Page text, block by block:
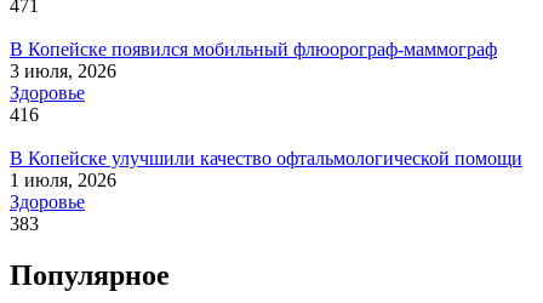
471
В Копейске появился мобильный флюорограф-маммограф
3 июля, 2026
Здоровье
416
В Копейске улучшили качество офтальмологической помощи
1 июля, 2026
Здоровье
383
Популярное